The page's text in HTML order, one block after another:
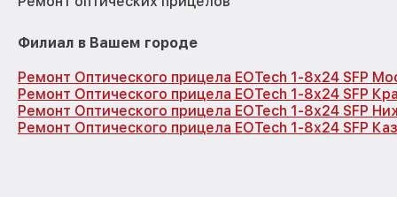
Филиал в Вашем городе
Ремонт Оптического прицела EOTech 1-8x24 SFP
Ремонт Оптического прицела EOTech 1-8x24 SFP
Ремонт Оптического прицела EOTech 1-8x24 SFP
Ремонт Оптического прицела EOTech 1-8x24 SFP